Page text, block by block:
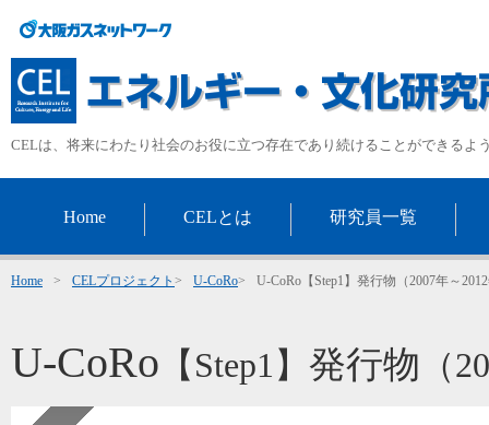
CELは、将来にわたり社会のお役に立つ存在であり続けることができるよ
Home CELとは 研究員一覧
Home > CELプロジェクト > U-CoRo> U-CoRo【Step1】発行物（2007年～
U-CoRo 【Step1】 発行物 （